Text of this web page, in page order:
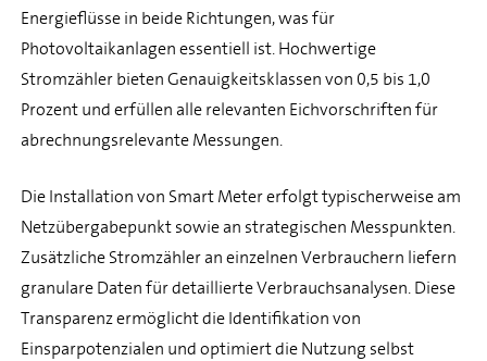
Energieflüsse in beide Richtungen, was für
Photovoltaikanlagen essentiell ist. Hochwertige
Stromzähler bieten Genauigkeitsklassen von 0,5 bis 1,0
Prozent und erfüllen alle relevanten Eichvorschriften für
abrechnungsrelevante Messungen.
Die Installation von Smart Meter erfolgt typischerweise am
Netzübergabepunkt sowie an strategischen Messpunkten.
Zusätzliche Stromzähler an einzelnen Verbrauchern liefern
granulare Daten für detaillierte Verbrauchsanalysen. Diese
Transparenz ermöglicht die Identifikation von
Einsparpotenzialen und optimiert die Nutzung selbst